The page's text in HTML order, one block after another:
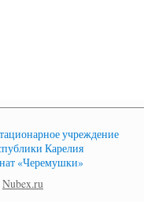
учреждение
Карелия
«Черемушки»
Nubex.ru